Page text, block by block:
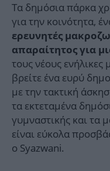
Τα δημόσια πάρκα
για την κοινότητα,
ερευνητές
απαραίτητος για
τους νέους ενήλικες
βρείτε ένα ευρύ
με την τακτική
τα εκτεταμένα
γυμναστικής και τα
είναι εύκολα
ο Syazwani.